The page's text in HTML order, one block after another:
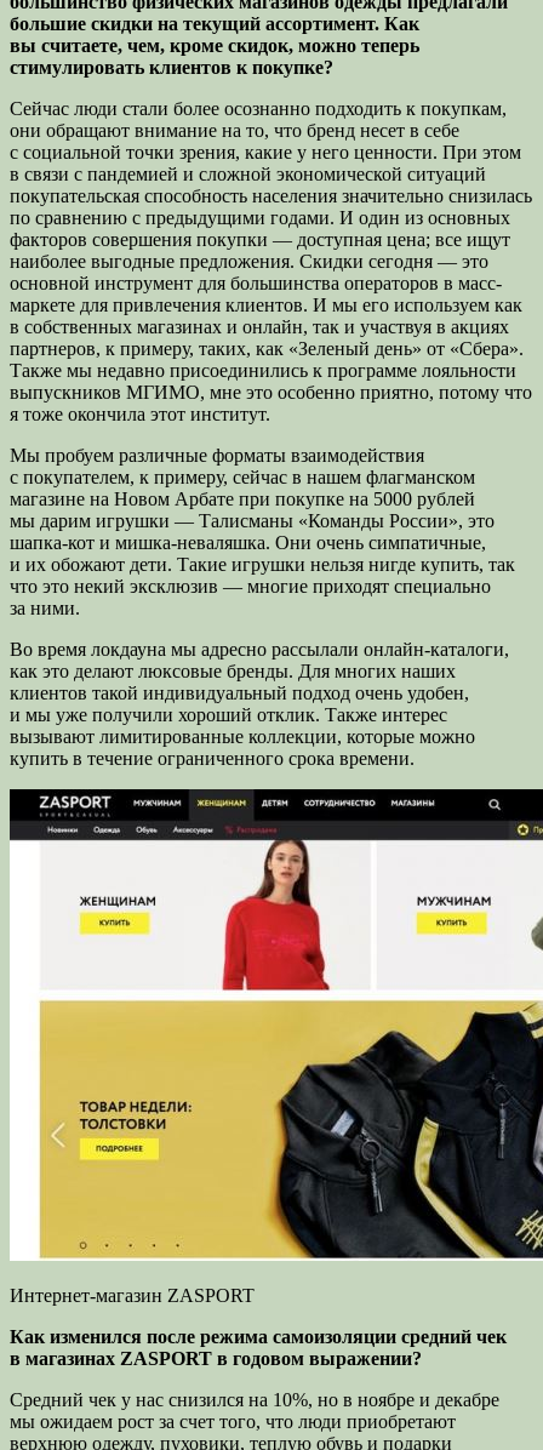
большие скидки на текущий ассортимент. Как
вы считаете, чем, кроме скидок, можно теперь
стимулировать клиентов к покупке?
Сейчас люди стали более осознанно подходить к покупкам,
они обращают внимание на то, что бренд несет в себе
с социальной точки зрения, какие у него ценности. При этом
в связи с пандемией и сложной экономической ситуаций
покупательская способность населения значительно снизилась
по сравнению с предыдущими годами. И один из основных
факторов совершения покупки — доступная цена; все ищут
наиболее выгодные предложения. Скидки сегодня — это
основной инструмент для большинства операторов в масс-
маркете для привлечения клиентов. И мы его используем как
в собственных магазинах и онлайн, так и участвуя в акциях
партнеров, к примеру, таких, как «Зеленый день» от «Сбера».
Также мы недавно присоединились к программе лояльности
выпускников МГИМО, мне это особенно приятно, потому что
я тоже окончила этот институт.
Мы пробуем различные форматы взаимодействия
с покупателем, к примеру, сейчас в нашем флагманском
магазине на Новом Арбате при покупке на 5000 рублей
мы дарим игрушки — Талисманы «Команды России», это
шапка-кот и мишка-неваляшка. Они очень симпатичные,
и их обожают дети. Такие игрушки нельзя нигде купить, так
что это некий эксклюзив — многие приходят специально
за ними.
Во время локдауна мы адресно рассылали онлайн-каталоги,
как это делают люксовые бренды. Для многих наших
клиентов такой индивидуальный подход очень удобен,
и мы уже получили хороший отклик. Также интерес
вызывают лимитированные коллекции, которые можно
купить в течение ограниченного срока времени.
Интернет-магазин ZASPORT
Как изменился после режима самоизоляции средний чек
в магазинах ZASPORT в годовом выражении?
Средний чек у нас снизился на 10%, но в ноябре и декабре
мы ожидаем рост за счет того, что люди приобретают
верхнюю одежду, пуховики, теплую обувь и подарки